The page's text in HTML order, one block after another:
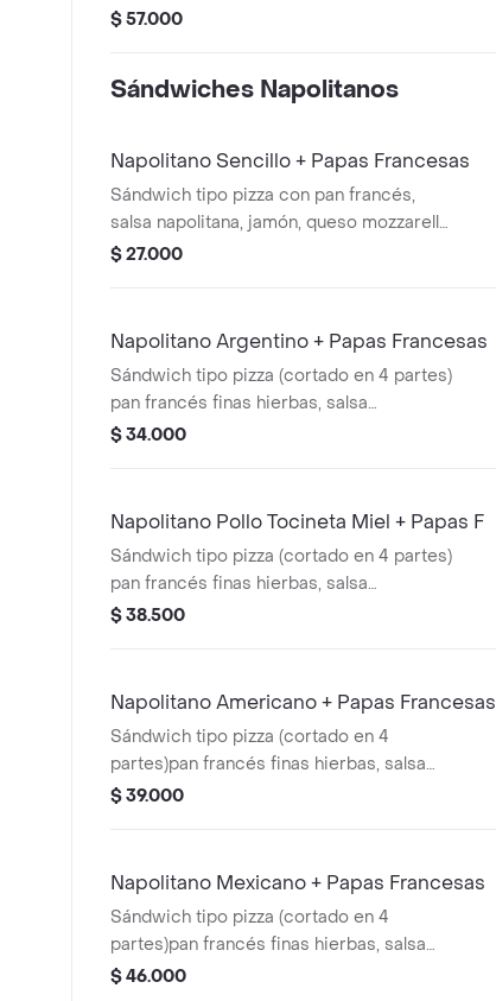
cheddar, BBQ, cebollín y sour cream.
$ 57.000
Sándwiches Napolitanos
Napolitano Sencillo + Papas Francesas
Sándwich tipo pizza con pan francés,
salsa napolitana, jamón, queso mozzarella
rallado y orégano, acompañado de papas
$ 27.000
Napolitano Argentino + Papas Francesas
Sándwich tipo pizza (cortado en 4 partes)
pan francés finas hierbas, salsa
napolitana, jamón, queso mozzarellas,
$ 34.000
Napolitano Pollo Tocineta Miel + Papas F
Sándwich tipo pizza (cortado en 4 partes)
pan francés finas hierbas, salsa
napolitana, jamón, queso mozzarellas,
$ 38.500
Napolitano Americano + Papas Francesas
Sándwich tipo pizza (cortado en 4
partes)pan francés finas hierbas, salsa
napolitana, jamón, queso mozzarellas
$ 39.000
Napolitano Mexicano + Papas Francesas
Sándwich tipo pizza (cortado en 4
partes)pan francés finas hierbas, salsa
napolitana, jamón, queso mozzarellas
$ 46.000